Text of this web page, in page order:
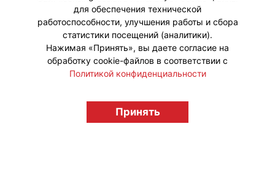
#ПродвижениеБренда
licensingrussia.ru, 2009-2026 12+
для обеспечения технической
работоспособности, улучшения работы и сбора
статистики посещений (аналитики).
Нажимая «Принять», вы даете согласие на
обработку cookie-файлов в соответствии с
Политикой конфиденциальности
Принять